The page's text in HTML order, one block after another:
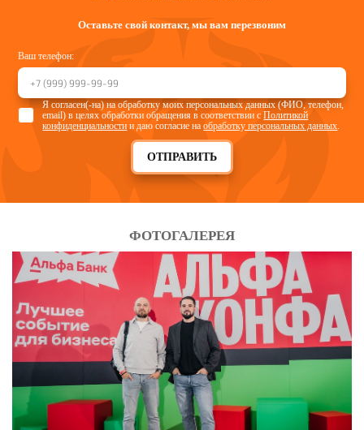
Оставьте свой контакт, мы вам перезвоним
Ваш телефон:
ОТПРАВИТЬ
Я согласен(-на) на обработку моих персональных данных (ФИО, телефон,
email) в целях обработки обращения в соответствии сПолитикой
конфиденциальности и даю согласие наобработку персональных данных
ФОТОГАЛЕРЕЯ